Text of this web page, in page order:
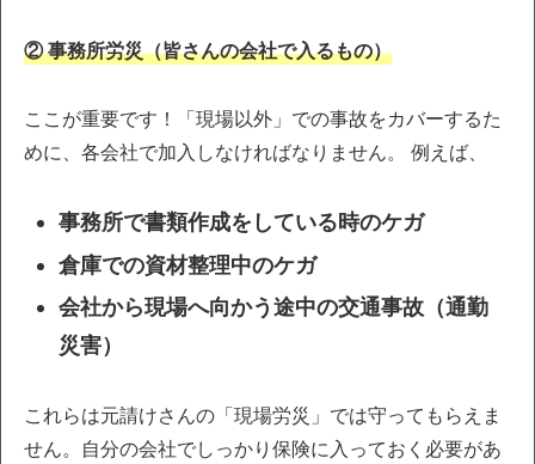
② 事務所労災（皆さんの会社で入るもの）
ここが重要です！「現場以外」での事故をカバーするた
めに、各会社で加入しなければなりません。 例えば、
事務所で書類作成をしている時のケガ
倉庫での資材整理中のケガ
会社から現場へ向かう途中の交通事故（通勤
災害）
これらは元請けさんの「現場労災」では守ってもらえま
せん。自分の会社でしっかり保険に入っておく必要があ